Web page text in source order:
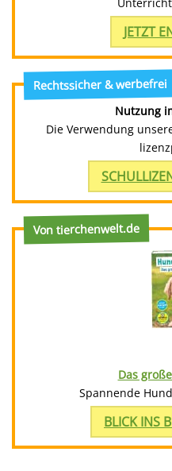
JETZT
Rechtssicher & werbefrei
Nutzung
Die Verwendung
Von tierchenwelt.de
Das
Spannende
BLICK INS